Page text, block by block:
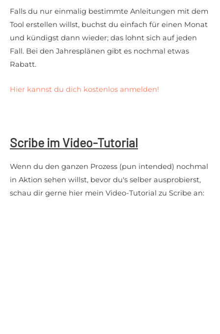
Falls du nur einmalig bestimmte Anleitungen mit dem
Tool erstellen willst, buchst du einfach für einen Monat
und kündigst dann wieder; das lohnt sich auf jeden
Fall. Bei den Jahresplänen gibt es nochmal etwas
Rabatt.
Hier kannst du dich kostenlos anmelden!
Scribe im Video-Tutorial
Wenn du den ganzen Prozess (pun intended) nochmal
in Aktion sehen willst, bevor du's selber ausprobierst,
schau dir gerne hier mein Video-Tutorial zu Scribe an: